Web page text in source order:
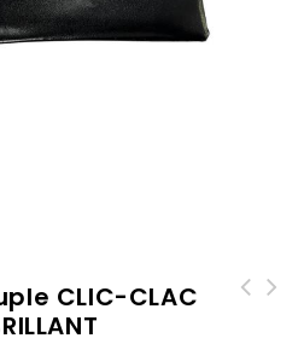
CLIC-CLAC